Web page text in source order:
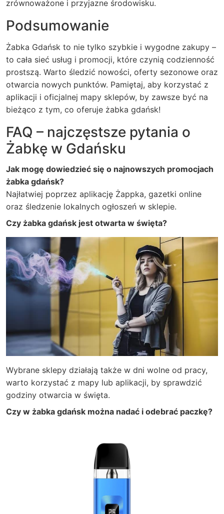
zrównoważone i przyjazne środowisku.
Podsumowanie
Żabka Gdańsk to nie tylko szybkie i wygodne zakupy –
to cała sieć usług i promocji, które czynią codzienność
prostszą. Warto śledzić nowości, oferty sezonowe oraz
otwarcia nowych punktów. Pamiętaj, aby korzystać z
aplikacji i oficjalnej mapy sklepów, by zawsze być na
bieżąco z tym, co oferuje żabka gdańsk!
FAQ – najczęstsze pytania o
Żabkę w Gdańsku
Jak mogę dowiedzieć się o najnowszych promocjach
żabka gdańsk?
Najłatwiej poprzez aplikację Żappka, gazetki online
oraz śledzenie lokalnych ogłoszeń w sklepie.
Czy żabka gdańsk jest otwarta w święta?
Wybrane sklepy działają także w dni wolne od pracy,
warto korzystać z mapy lub aplikacji, by sprawdzić
godziny otwarcia w święta.
Czy w żabka gdańsk można nadać i odebrać paczkę?